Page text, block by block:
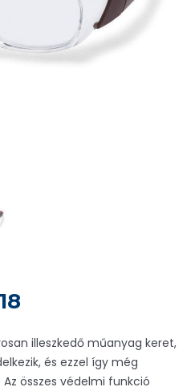
illeszkedő műanyag keret,
és ezzel így még
összes védelmi funkció